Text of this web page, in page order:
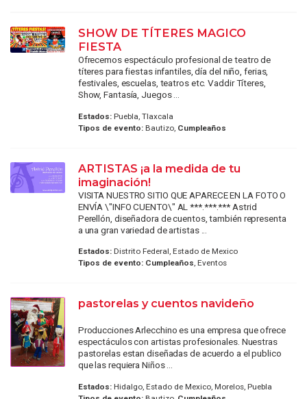
SHOW DE TÍTERES MAGICO
FIESTA
Ofrecemos espectáculo profesional de teatro de
títeres para fiestas infantiles, día del niño, ferias,
festivales, escuelas, teatros etc. Vaddir Títeres,
Show, Fantasía, Juegos ...
Estados:Puebla, Tlaxcala
Tipos de evento:Bautizo, Cumpleaños
ARTISTAS ¡a la medida de tu
imaginación!
VISITA NUESTRO SITIO QUE APARECE EN LA FOTO O
ENVÍA \"INFO CUENTO\" AL ***.***.*** Astrid
Perellón, diseñadora de cuentos, también representa
a una gran variedad de artistas ...
Estados:Distrito Federal, Estado de Mexico
Tipos de evento: Cumpleaños, Eventos
pastorelas y cuentos navideño
Producciones Arlecchino es una empresa que ofrece
espectáculos con artistas profesionales. Nuestras
pastorelas estan diseñadas de acuerdo a el publico
que las requiera Niños ...
Estados:Hidalgo, Estado de Mexico, Morelos, Puebla